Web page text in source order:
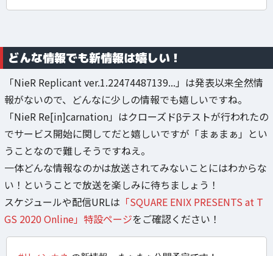
どんな情報でも新情報は嬉しい！
「NieR Replicant ver.1.22474487139...」は発表以来全然情
報がないので、どんなに少しの情報でも嬉しいですね。
「NieR Re[in]carnation」はクローズドβテストが行われたの
でサービス開始に関してだと嬉しいですが「まぁまぁ」とい
うことなので難しそうですねえ。
一体どんな情報なのかは放送されてみないことにはわからな
い！ということで放送を楽しみに待ちましょう！
スケジュールや配信URLは 「SQUARE ENIX PRESENTS at T
GS 2020 Online」特設ページをご確認ください！